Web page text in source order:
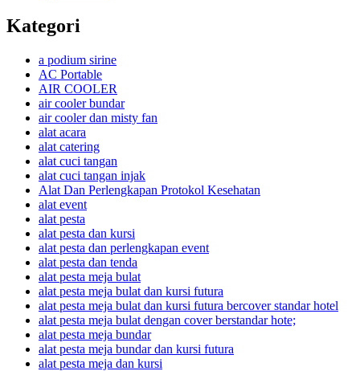
Kategori
a podium sirine
AC Portable
AIR COOLER
air cooler bundar
air cooler dan misty fan
alat acara
alat catering
alat cuci tangan
alat cuci tangan injak
Alat Dan Perlengkapan Protokol Kesehatan
alat event
alat pesta
alat pesta dan kursi
alat pesta dan perlengkapan event
alat pesta dan tenda
alat pesta meja bulat
alat pesta meja bulat dan kursi futura
alat pesta meja bulat dan kursi futura bercover standar hotel
alat pesta meja bulat dengan cover berstandar hote;
alat pesta meja bundar
alat pesta meja bundar dan kursi futura
alat pesta meja dan kursi